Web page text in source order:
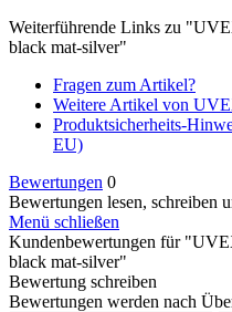
Weiterführende Links zu
black mat-silver"
Fragen zum Artikel?
Weitere Artikel von
Produktsicherheits-
EU)
Bewertungen 0
Bewertungen lesen, schreiben
Menü schließen
Kundenbewertungen für
black mat-silver"
Bewertung schreiben
Bewertungen werden nach